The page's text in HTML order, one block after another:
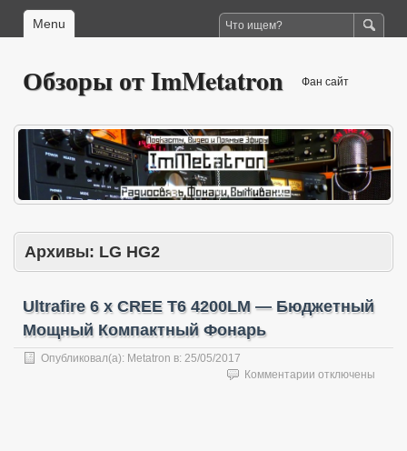
Menu
Обзоры от ImMetatron Фан сайт
Архивы: LG HG2
Ultrafire 6 x CREE T6 4200LM — Бюджетный
Мощный Компактный Фонарь
Опубликовал(а): Metatron в: 25/05/2017
Комментарии котключены